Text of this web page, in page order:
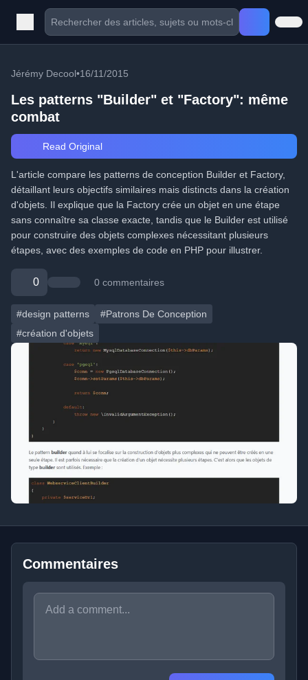
Jérémy Decool•16/11/2015
Les patterns "Builder" et "Factory": même
combat
Read Original
L'article compare les patterns de conception Builder et Factory,
détaillant leurs objectifs similaires mais distincts dans la création
d'objets. Il explique que la Factory crée un objet en une étape
sans connaître sa classe exacte, tandis que le Builder est utilisé
pour construire des objets complexes nécessitant plusieurs
étapes, avec des exemples de code en PHP pour illustrer.
0 0 commentaires
#design patterns
#Patrons De Conception
#création d'objets
Commentaires